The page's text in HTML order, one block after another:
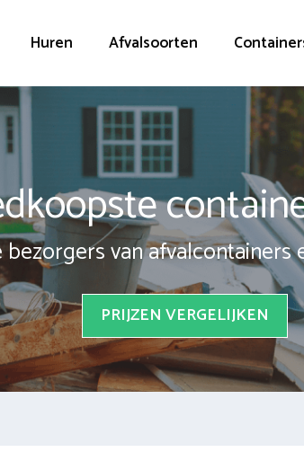
Huren Afvalsoorten
van
PRIJZEN VERGELIJKEN